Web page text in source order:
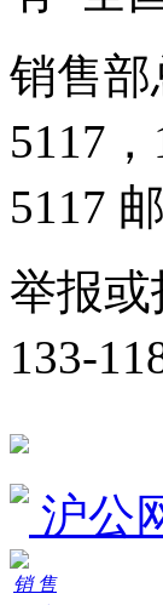
销售部
5117
5117
举报或
133-
沪公
销 售